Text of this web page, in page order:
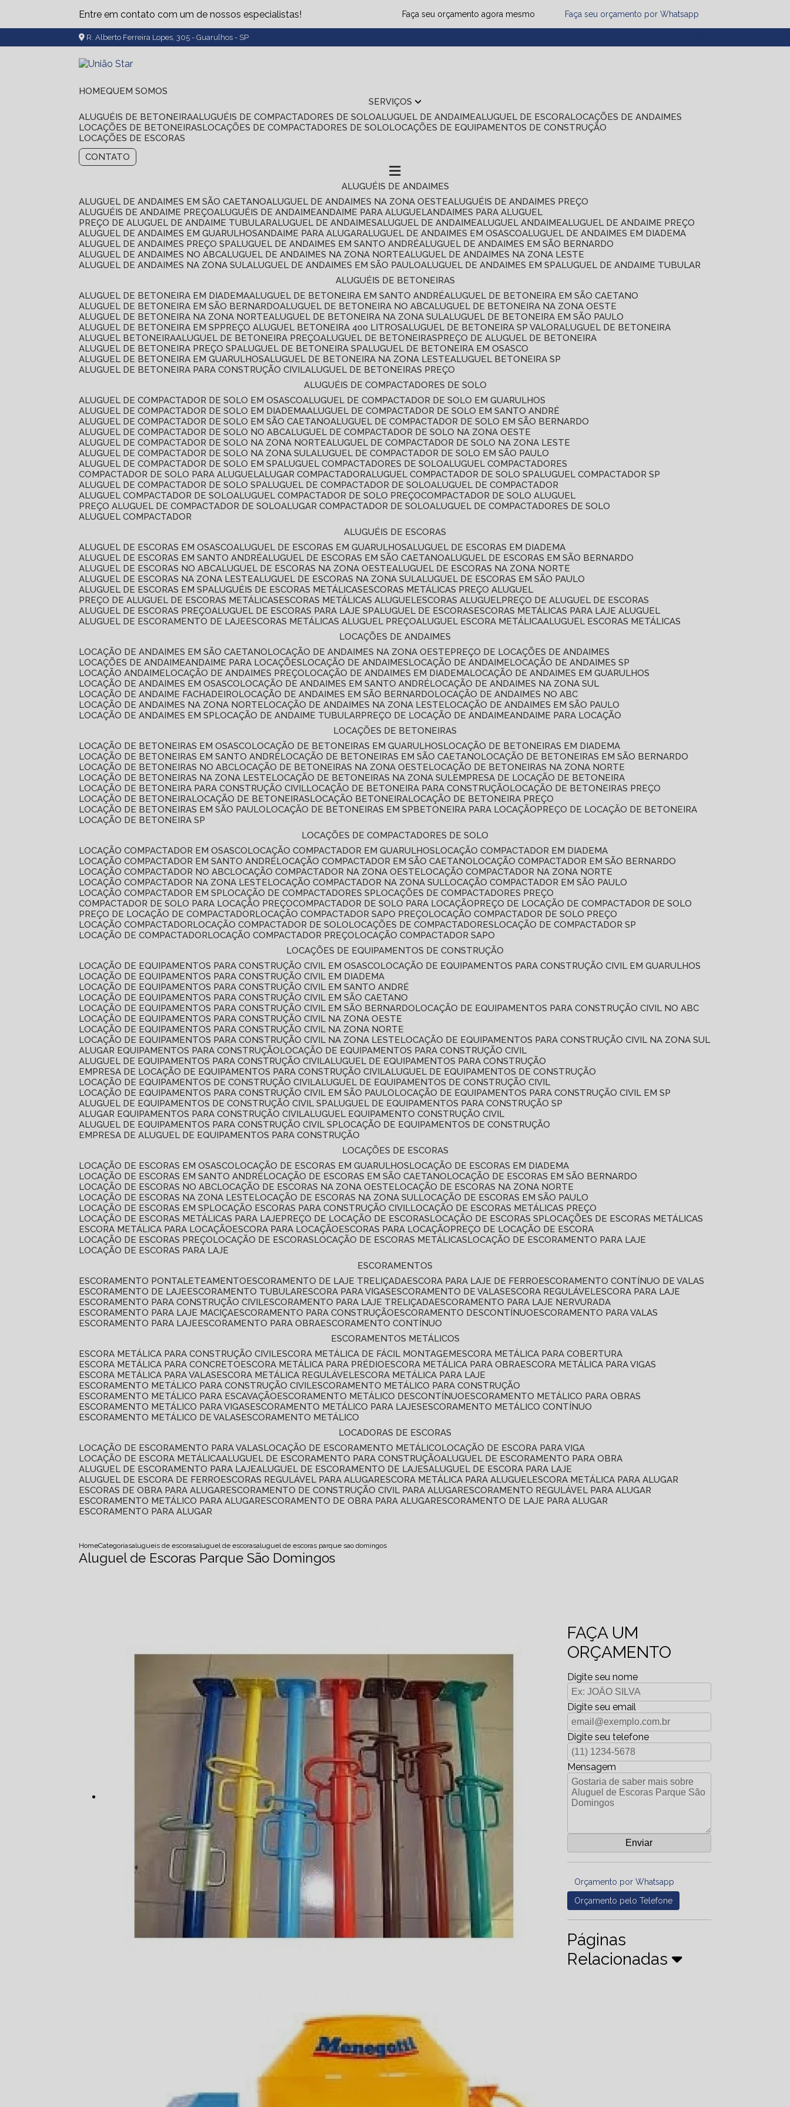
Entre em contato com um de nossos especialistas! Faça seu orçamento agora mesmo Faça seu orçamento por Whatsapp
R. Alberto Ferreira Lopes, 305 - Guarulhos - SP
HOME
QUEM SOMOS
SERVIÇOS
ALUGUÉIS DE BETONEIRA ALUGUÉIS DE COMPACTADORES DE SOLO ALUGUEL DE ANDAIME ALUGUEL DE ESCORA LOCAÇÕES DE ANDAIMES
LOCAÇÕES DE BETONEIRAS LOCAÇÕES DE COMPACTADORES DE SOLO LOCAÇÕES DE EQUIPAMENTOS DE CONSTRUÇÃO
LOCAÇÕES DE ESCORAS
CONTATO
ALUGUÉIS DE ANDAIMES
ALUGUEL DE ANDAIMES EM SÃO CAETANO ALUGUEL DE ANDAIMES NA ZONA OESTE ALUGUÉIS DE ANDAIMES PREÇO
ALUGUÉIS DE ANDAIME PREÇO ALUGUÉIS DE ANDAIME ANDAIME PARA ALUGUEL ANDAIMES PARA ALUGUEL
PREÇO DE ALUGUEL DE ANDAIME TUBULAR ALUGUEL DE ANDAIMES ALUGUEL DE ANDAIME ALUGUEL ANDAIME ALUGUEL DE ANDAIME PREÇO
ALUGUEL DE ANDAIMES EM GUARULHOS ANDAIME PARA ALUGAR ALUGUEL DE ANDAIMES EM OSASCO ALUGUEL DE ANDAIMES EM DIADEMA
ALUGUEL DE ANDAIMES PREÇO SP ALUGUEL DE ANDAIMES EM SANTO ANDRÉ ALUGUEL DE ANDAIMES EM SÃO BERNARDO
ALUGUEL DE ANDAIMES NO ABC ALUGUEL DE ANDAIMES NA ZONA NORTE ALUGUEL DE ANDAIMES NA ZONA LESTE
ALUGUEL DE ANDAIMES NA ZONA SUL ALUGUEL DE ANDAIMES EM SÃO PAULO ALUGUEL DE ANDAIMES EM SP ALUGUEL DE ANDAIME TUBULAR
ALUGUÉIS DE BETONEIRAS
ALUGUEL DE BETONEIRA EM DIADEMA ALUGUEL DE BETONEIRA EM SANTO ANDRÉ ALUGUEL DE BETONEIRA EM SÃO CAETANO
ALUGUEL DE BETONEIRA EM SÃO BERNARDO ALUGUEL DE BETONEIRA NO ABC ALUGUEL DE BETONEIRA NA ZONA OESTE
ALUGUEL DE BETONEIRA NA ZONA NORTE ALUGUEL DE BETONEIRA NA ZONA SUL ALUGUEL DE BETONEIRA EM SÃO PAULO
ALUGUEL DE BETONEIRA EM SP
PREÇO ALUGUEL BETONEIRA 400 LITROS ALUGUEL DE BETONEIRA SP VALOR ALUGUEL DE BETONEIRA
ALUGUEL BETONEIRA ALUGUEL DE BETONEIRA PREÇO ALUGUEL DE BETONEIRAS
PREÇO DE ALUGUEL DE BETONEIRA
ALUGUEL DE BETONEIRA PREÇO SP ALUGUEL DE BETONEIRA SP ALUGUEL DE BETONEIRA EM OSASCO
ALUGUEL DE BETONEIRA EM GUARULHOS ALUGUEL DE BETONEIRA NA ZONA LESTE ALUGUEL BETONEIRA SP
ALUGUEL DE BETONEIRA PARA CONSTRUÇÃO CIVIL ALUGUEL DE BETONEIRAS PREÇO
ALUGUÉIS DE COMPACTADORES DE SOLO
ALUGUEL DE COMPACTADOR DE SOLO EM OSASCO ALUGUEL DE COMPACTADOR DE SOLO EM GUARULHOS
ALUGUEL DE COMPACTADOR DE SOLO EM DIADEMA ALUGUEL DE COMPACTADOR DE SOLO EM SANTO ANDRÉ
ALUGUEL DE COMPACTADOR DE SOLO EM SÃO CAETANO ALUGUEL DE COMPACTADOR DE SOLO EM SÃO BERNARDO
ALUGUEL DE COMPACTADOR DE SOLO NO ABC ALUGUEL DE COMPACTADOR DE SOLO NA ZONA OESTE
ALUGUEL DE COMPACTADOR DE SOLO NA ZONA NORTE ALUGUEL DE COMPACTADOR DE SOLO NA ZONA LESTE
ALUGUEL DE COMPACTADOR DE SOLO NA ZONA SUL ALUGUEL DE COMPACTADOR DE SOLO EM SÃO PAULO
ALUGUEL DE COMPACTADOR DE SOLO EM SP ALUGUEL COMPACTADORES DE SOLO ALUGUEL COMPACTADORES
COMPACTADOR DE SOLO PARA ALUGUEL ALUGAR COMPACTADOR ALUGUEL COMPACTADOR DE SOLO SP ALUGUEL COMPACTADOR SP
ALUGUEL DE COMPACTADOR DE SOLO SP ALUGUEL DE COMPACTADOR DE SOLO ALUGUEL DE COMPACTADOR
ALUGUEL COMPACTADOR DE SOLO ALUGUEL COMPACTADOR DE SOLO PREÇO COMPACTADOR DE SOLO ALUGUEL
PREÇO ALUGUEL DE COMPACTADOR DE SOLO ALUGAR COMPACTADOR DE SOLO ALUGUEL DE COMPACTADORES DE SOLO
ALUGUEL COMPACTADOR
ALUGUÉIS DE ESCORAS
ALUGUEL DE ESCORAS EM OSASCO ALUGUEL DE ESCORAS EM GUARULHOS ALUGUEL DE ESCORAS EM DIADEMA
ALUGUEL DE ESCORAS EM SANTO ANDRÉ ALUGUEL DE ESCORAS EM SÃO CAETANO ALUGUEL DE ESCORAS EM SÃO BERNARDO
ALUGUEL DE ESCORAS NO ABC ALUGUEL DE ESCORAS NA ZONA OESTE ALUGUEL DE ESCORAS NA ZONA NORTE
ALUGUEL DE ESCORAS NA ZONA LESTE ALUGUEL DE ESCORAS NA ZONA SUL ALUGUEL DE ESCORAS EM SÃO PAULO
ALUGUEL DE ESCORAS EM SP ALUGUÉIS DE ESCORAS METÁLICAS
ESCORAS METÁLICAS PREÇO ALUGUEL
PREÇO DE ALUGUEL DE ESCORAS METÁLICAS
ESCORAS METÁLICAS ALUGUEL ESCORAS ALUGUEL
PREÇO DE ALUGUEL DE ESCORAS
ALUGUEL DE ESCORAS PREÇO ALUGUEL DE ESCORAS PARA LAJE SP ALUGUEL DE ESCORAS
ESCORAS METÁLICAS PARA LAJE ALUGUEL
ALUGUEL DE ESCORAMENTO DE LAJE
ESCORAS METÁLICAS ALUGUEL PREÇO ALUGUEL ESCORA METÁLICA ALUGUEL ESCORAS METÁLICAS
LOCAÇÕES DE ANDAIMES
LOCAÇÃO DE ANDAIMES EM SÃO CAETANO LOCAÇÃO DE ANDAIMES NA ZONA OESTE
PREÇO DE LOCAÇÕES DE ANDAIMES
LOCAÇÕES DE ANDAIME ANDAIME PARA LOCAÇÕES LOCAÇÃO DE ANDAIMES LOCAÇÃO DE ANDAIME LOCAÇÃO DE ANDAIMES SP
LOCAÇÃO ANDAIME LOCAÇÃO DE ANDAIMES PREÇO LOCAÇÃO DE ANDAIMES EM DIADEMA LOCAÇÃO DE ANDAIMES EM GUARULHOS
LOCAÇÃO DE ANDAIMES EM OSASCO LOCAÇÃO DE ANDAIMES EM SANTO ANDRÉ LOCAÇÃO DE ANDAIMES NA ZONA SUL
LOCAÇÃO DE ANDAIME FACHADEIRO LOCAÇÃO DE ANDAIMES EM SÃO BERNARDO LOCAÇÃO DE ANDAIMES NO ABC
LOCAÇÃO DE ANDAIMES NA ZONA NORTE LOCAÇÃO DE ANDAIMES NA ZONA LESTE LOCAÇÃO DE ANDAIMES EM SÃO PAULO
LOCAÇÃO DE ANDAIMES EM SP LOCAÇÃO DE ANDAIME TUBULAR PREÇO DE LOCAÇÃO DE ANDAIME ANDAIME PARA LOCAÇÃO
LOCAÇÕES DE BETONEIRAS
LOCAÇÃO DE BETONEIRAS EM OSASCO LOCAÇÃO DE BETONEIRAS EM GUARULHOS LOCAÇÃO DE BETONEIRAS EM DIADEMA
LOCAÇÃO DE BETONEIRAS EM SANTO ANDRÉ LOCAÇÃO DE BETONEIRAS EM SÃO CAETANO LOCAÇÃO DE BETONEIRAS EM SÃO BERNARDO
LOCAÇÃO DE BETONEIRAS NO ABC LOCAÇÃO DE BETONEIRAS NA ZONA OESTE LOCAÇÃO DE BETONEIRAS NA ZONA NORTE
LOCAÇÃO DE BETONEIRAS NA ZONA LESTE LOCAÇÃO DE BETONEIRAS NA ZONA SUL
EMPRESA DE LOCAÇÃO DE BETONEIRA
LOCAÇÃO DE BETONEIRA PARA CONSTRUÇÃO CIVIL LOCAÇÃO DE BETONEIRA PARA CONSTRUÇÃO LOCAÇÃO DE BETONEIRAS PREÇO
LOCAÇÃO DE BETONEIRA LOCAÇÃO DE BETONEIRAS LOCAÇÃO BETONEIRA LOCAÇÃO DE BETONEIRA PREÇO
LOCAÇÃO DE BETONEIRAS EM SÃO PAULO LOCAÇÃO DE BETONEIRAS EM SP BETONEIRA PARA LOCAÇÃO
PREÇO DE LOCAÇÃO DE BETONEIRA
LOCAÇÃO DE BETONEIRA SP
LOCAÇÕES DE COMPACTADORES DE SOLO
LOCAÇÃO COMPACTADOR EM OSASCO LOCAÇÃO COMPACTADOR EM GUARULHOS LOCAÇÃO COMPACTADOR EM DIADEMA
LOCAÇÃO COMPACTADOR EM SANTO ANDRÉ LOCAÇÃO COMPACTADOR EM SÃO CAETANO LOCAÇÃO COMPACTADOR EM SÃO BERNARDO
LOCAÇÃO COMPACTADOR NO ABC LOCAÇÃO COMPACTADOR NA ZONA OESTE LOCAÇÃO COMPACTADOR NA ZONA NORTE
LOCAÇÃO COMPACTADOR NA ZONA LESTE LOCAÇÃO COMPACTADOR NA ZONA SUL LOCAÇÃO COMPACTADOR EM SÃO PAULO
LOCAÇÃO COMPACTADOR EM SP LOCAÇÃO DE COMPACTADORES SP LOCAÇÕES DE COMPACTADORES PREÇO
COMPACTADOR DE SOLO PARA LOCAÇÃO PREÇO COMPACTADOR DE SOLO PARA LOCAÇÃO
PREÇO DE LOCAÇÃO DE COMPACTADOR DE SOLO
PREÇO DE LOCAÇÃO DE COMPACTADOR LOCAÇÃO COMPACTADOR SAPO PREÇO LOCAÇÃO COMPACTADOR DE SOLO PREÇO
LOCAÇÃO COMPACTADOR LOCAÇÃO COMPACTADOR DE SOLO LOCAÇÕES DE COMPACTADORES LOCAÇÃO DE COMPACTADOR SP
LOCAÇÃO DE COMPACTADOR LOCAÇÃO COMPACTADOR PREÇO LOCAÇÃO COMPACTADOR SAPO
LOCAÇÕES DE EQUIPAMENTOS DE CONSTRUÇÃO
LOCAÇÃO DE EQUIPAMENTOS PARA CONSTRUÇÃO CIVIL EM OSASCO LOCAÇÃO DE EQUIPAMENTOS PARA CONSTRUÇÃO CIVIL EM GUARULHOS
LOCAÇÃO DE EQUIPAMENTOS PARA CONSTRUÇÃO CIVIL EM DIADEMA
LOCAÇÃO DE EQUIPAMENTOS PARA CONSTRUÇÃO CIVIL EM SANTO ANDRÉ
LOCAÇÃO DE EQUIPAMENTOS PARA CONSTRUÇÃO CIVIL EM SÃO CAETANO
LOCAÇÃO DE EQUIPAMENTOS PARA CONSTRUÇÃO CIVIL EM SÃO BERNARDO LOCAÇÃO DE EQUIPAMENTOS PARA CONSTRUÇÃO CIVIL NO ABC
LOCAÇÃO DE EQUIPAMENTOS PARA CONSTRUÇÃO CIVIL NA ZONA OESTE
LOCAÇÃO DE EQUIPAMENTOS PARA CONSTRUÇÃO CIVIL NA ZONA NORTE
LOCAÇÃO DE EQUIPAMENTOS PARA CONSTRUÇÃO CIVIL NA ZONA LESTE LOCAÇÃO DE EQUIPAMENTOS PARA CONSTRUÇÃO CIVIL NA ZONA SUL
ALUGAR EQUIPAMENTOS PARA CONSTRUÇÃO LOCAÇÃO DE EQUIPAMENTOS PARA CONSTRUÇÃO CIVIL
ALUGUEL DE EQUIPAMENTOS PARA CONSTRUÇÃO CIVIL ALUGUEL DE EQUIPAMENTOS PARA CONSTRUÇÃO
EMPRESA DE LOCAÇÃO DE EQUIPAMENTOS PARA CONSTRUÇÃO CIVIL ALUGUEL DE EQUIPAMENTOS DE CONSTRUÇÃO
LOCAÇÃO DE EQUIPAMENTOS DE CONSTRUÇÃO CIVIL ALUGUEL DE EQUIPAMENTOS DE CONSTRUÇÃO CIVIL
LOCAÇÃO DE EQUIPAMENTOS PARA CONSTRUÇÃO CIVIL EM SÃO PAULO LOCAÇÃO DE EQUIPAMENTOS PARA CONSTRUÇÃO CIVIL EM SP
ALUGUEL DE EQUIPAMENTOS DE CONSTRUÇÃO CIVIL SP ALUGUEL DE EQUIPAMENTOS PARA CONSTRUÇÃO SP
ALUGAR EQUIPAMENTOS PARA CONSTRUÇÃO CIVIL ALUGUEL EQUIPAMENTO CONSTRUÇÃO CIVIL
ALUGUEL DE EQUIPAMENTOS PARA CONSTRUÇÃO CIVIL SP LOCAÇÃO DE EQUIPAMENTOS DE CONSTRUÇÃO
EMPRESA DE ALUGUEL DE EQUIPAMENTOS PARA CONSTRUÇÃO
LOCAÇÕES DE ESCORAS
LOCAÇÃO DE ESCORAS EM OSASCO LOCAÇÃO DE ESCORAS EM GUARULHOS LOCAÇÃO DE ESCORAS EM DIADEMA
LOCAÇÃO DE ESCORAS EM SANTO ANDRÉ LOCAÇÃO DE ESCORAS EM SÃO CAETANO LOCAÇÃO DE ESCORAS EM SÃO BERNARDO
LOCAÇÃO DE ESCORAS NO ABC LOCAÇÃO DE ESCORAS NA ZONA OESTE LOCAÇÃO DE ESCORAS NA ZONA NORTE
LOCAÇÃO DE ESCORAS NA ZONA LESTE LOCAÇÃO DE ESCORAS NA ZONA SUL LOCAÇÃO DE ESCORAS EM SÃO PAULO
LOCAÇÃO DE ESCORAS EM SP LOCAÇÃO ESCORAS PARA CONSTRUÇÃO CIVIL LOCAÇÃO DE ESCORAS METÁLICAS PREÇO
LOCAÇÃO DE ESCORAS METÁLICAS PARA LAJE
PREÇO DE LOCAÇÃO DE ESCORAS LOCAÇÃO DE ESCORAS SP LOCAÇÕES DE ESCORAS METÁLICAS
ESCORA METÁLICA PARA LOCAÇÃO
ESCORA PARA LOCAÇÃO ESCORAS PARA LOCAÇÃO
PREÇO DE LOCAÇÃO DE ESCORA
LOCAÇÃO DE ESCORAS PREÇO LOCAÇÃO DE ESCORAS LOCAÇÃO DE ESCORAS METÁLICAS LOCAÇÃO DE ESCORAMENTO PARA LAJE
LOCAÇÃO DE ESCORAS PARA LAJE
ESCORAMENTOS
ESCORAMENTO PONTALETEAMENTO
ESCORAMENTO DE LAJE TRELIÇADA ESCORA PARA LAJE DE FERRO
ESCORAMENTO CONTÍNUO DE VALAS
ESCORAMENTO DE LAJE
ESCORAMENTO TUBULAR ESCORA PARA VIGAS ESCORAMENTO DE VALAS ESCORA REGULÁVEL ESCORA PARA LAJE
ESCORAMENTO PARA CONSTRUÇÃO CIVIL ESCORAMENTO PARA LAJE TRELIÇADA ESCORAMENTO PARA LAJE NERVURADA
ESCORAMENTO PARA LAJE MACIÇA ESCORAMENTO PARA CONSTRUÇÃO ESCORAMENTO DESCONTÍNUO
ESCORAMENTO PARA VALAS
ESCORAMENTO PARA LAJE
ESCORAMENTO PARA OBRA ESCORAMENTO CONTÍNUO
ESCORAMENTOS METÁLICOS
ESCORA METÁLICA PARA CONSTRUÇÃO CIVIL ESCORA METÁLICA DE FÁCIL MONTAGEM
ESCORA METÁLICA PARA COBERTURA
ESCORA METÁLICA PARA CONCRETO
ESCORA METÁLICA PARA PRÉDIO ESCORA METÁLICA PARA OBRA ESCORA METÁLICA PARA VIGAS
ESCORA METÁLICA PARA VALAS
ESCORA METÁLICA REGULÁVEL ESCORA METÁLICA PARA LAJE
ESCORAMENTO METÁLICO PARA CONSTRUÇÃO CIVIL ESCORAMENTO METÁLICO PARA CONSTRUÇÃO
ESCORAMENTO METÁLICO PARA ESCAVAÇÃO
ESCORAMENTO METÁLICO DESCONTÍNUO
ESCORAMENTO METÁLICO PARA OBRAS
ESCORAMENTO METÁLICO PARA VIGAS
ESCORAMENTO METÁLICO PARA LAJES
ESCORAMENTO METÁLICO CONTÍNUO
ESCORAMENTO METÁLICO DE VALAS
ESCORAMENTO METÁLICO
LOCADORAS DE ESCORAS
LOCAÇÃO DE ESCORAMENTO PARA VALAS LOCAÇÃO DE ESCORAMENTO METÁLICO LOCAÇÃO DE ESCORA PARA VIGA
LOCAÇÃO DE ESCORA METÁLICA ALUGUEL DE ESCORAMENTO PARA CONSTRUÇÃO ALUGUEL DE ESCORAMENTO PARA OBRA
ALUGUEL DE ESCORAMENTO PARA LAJE ALUGUEL DE ESCORAMENTO DE LAJES ALUGUEL DE ESCORA PARA LAJE
ALUGUEL DE ESCORA DE FERRO
ESCORAS REGULÁVEL PARA ALUGAR ESCORA METÁLICA PARA ALUGUEL ESCORA METÁLICA PARA ALUGAR
ESCORAS DE OBRA PARA ALUGAR ESCORAMENTO DE CONSTRUÇÃO CIVIL PARA ALUGAR ESCORAMENTO REGULÁVEL PARA ALUGAR
ESCORAMENTO METÁLICO PARA ALUGAR ESCORAMENTO DE OBRA PARA ALUGAR ESCORAMENTO DE LAJE PARA ALUGAR
ESCORAMENTO PARA ALUGAR
HomeCategoriasalugueis de escorasaluguel de escorasaluguel de escoras parque sao domingos
Aluguel de Escoras Parque São Domingos
FAÇA UM
ORÇAMENTO
Digite seu nome
Digite seu email
Digite seu telefone
Mensagem
Orçamento por Whatsapp
Orçamento pelo Telefone
Páginas
Relacionadas